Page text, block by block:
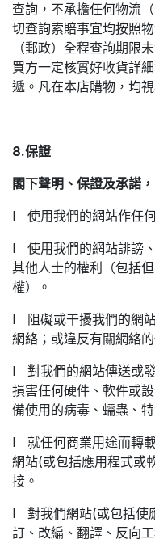
查詢，不承擔任何物流
切查詢索賠事宜均按照
（郵政）全程查詢期限
買方一定核實好收貨詳
遞。凡在本店購物，均
8.保證
閣下聲明、保證及承諾
l 使用我們的網站作任
l 使用我們的網站誹謗
其他人士的權利（包括
權）。
l 阻礙或干擾我們的網
網絡；或違反有關網絡
l 對我們的網站傳送或
損害任何硬件、軟件或
備使用的病毒、蠕蟲、
l 就任何商業用途而轉
網站(或包括應用程式或
接。
l 對我們網站(或包括使
訂、改編、翻譯、反向